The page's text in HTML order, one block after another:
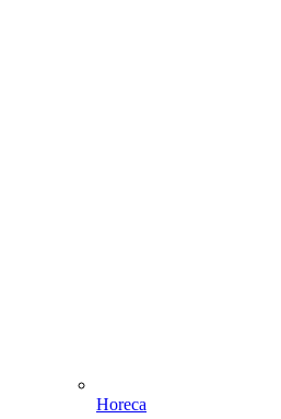
Horeca